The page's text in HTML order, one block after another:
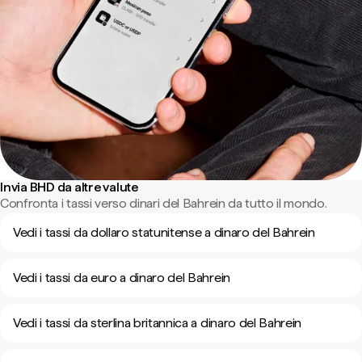
Invia BHD da altre valute
Confronta i tassi verso dinari del Bahrein da tutto il mondo.
Vedi i tassi da dollaro statunitense a dinaro del Bahrein
Vedi i tassi da euro a dinaro del Bahrein
Vedi i tassi da sterlina britannica a dinaro del Bahrein